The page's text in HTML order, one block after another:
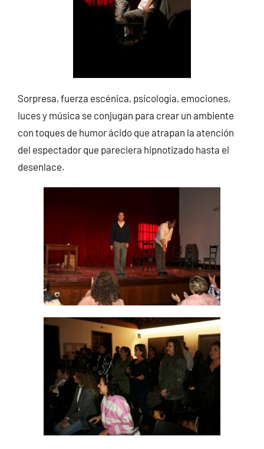
Sorpresa, fuerza escénica, psicología, emociones,
luces y música se conjugan para crear un ambiente
con toques de humor ácido que atrapan la atención
del espectador que pareciera hipnotizado hasta el
desenlace.